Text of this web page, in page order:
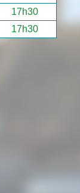
17h30
17h30